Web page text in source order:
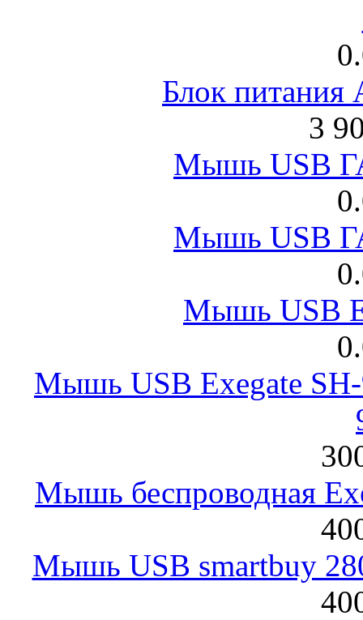
Блок питания
3
Мышь USB
Мышь USB
Мышь USB
Мышь USB Exegate
Мышь беспроводная
Мышь USB smartbuy